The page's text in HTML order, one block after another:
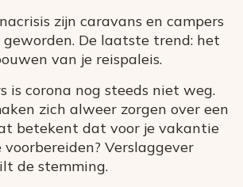
zijn caravans en campers
De laatste trend: het
van je reispaleis.
is corona nog steeds niet weg.
zich alweer zorgen over een
betekent dat voor je vakantie
voorbereiden? Verslaggever
de stemming.